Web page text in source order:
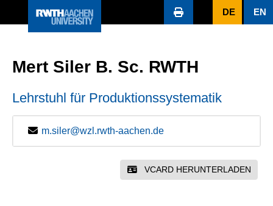
DE EN
Mert Siler B. Sc. RWTH
Lehrstuhl für Produktionssystematik
m.siler@wzl.rwth-aachen.de
VCARD HERUNTERLADEN